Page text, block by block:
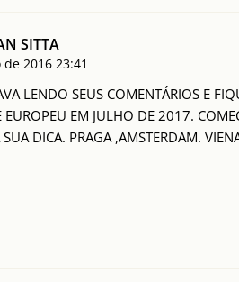
SITTA
2016 23:41
LENDO SEUS COMENTÁRIOS E
EUROPEU EM JULHO DE 2017.
DICA. PRAGA ,AMSTERDAM.